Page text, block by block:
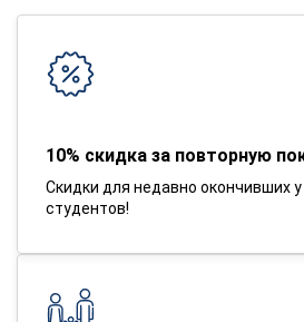
10% скидка за повторную
Скидки для недавно окончивших
студентов!